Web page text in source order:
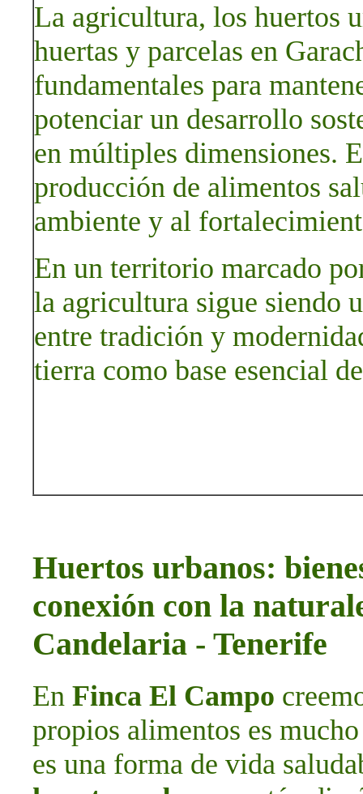
La agricultura, los huertos
huertas y parcelas en
fundamentales para
potenciar un desarrollo
en múltiples dimensiones.
producción de alimentos
ambiente y al
En un territorio marcado
la agricultura sigue siendo
entre tradición y
tierra como base esencial
Huertos urbanos:
conexión con la
Candelaria - Tenerife
En Finca El Campo
propios alimentos es
es una forma de vida